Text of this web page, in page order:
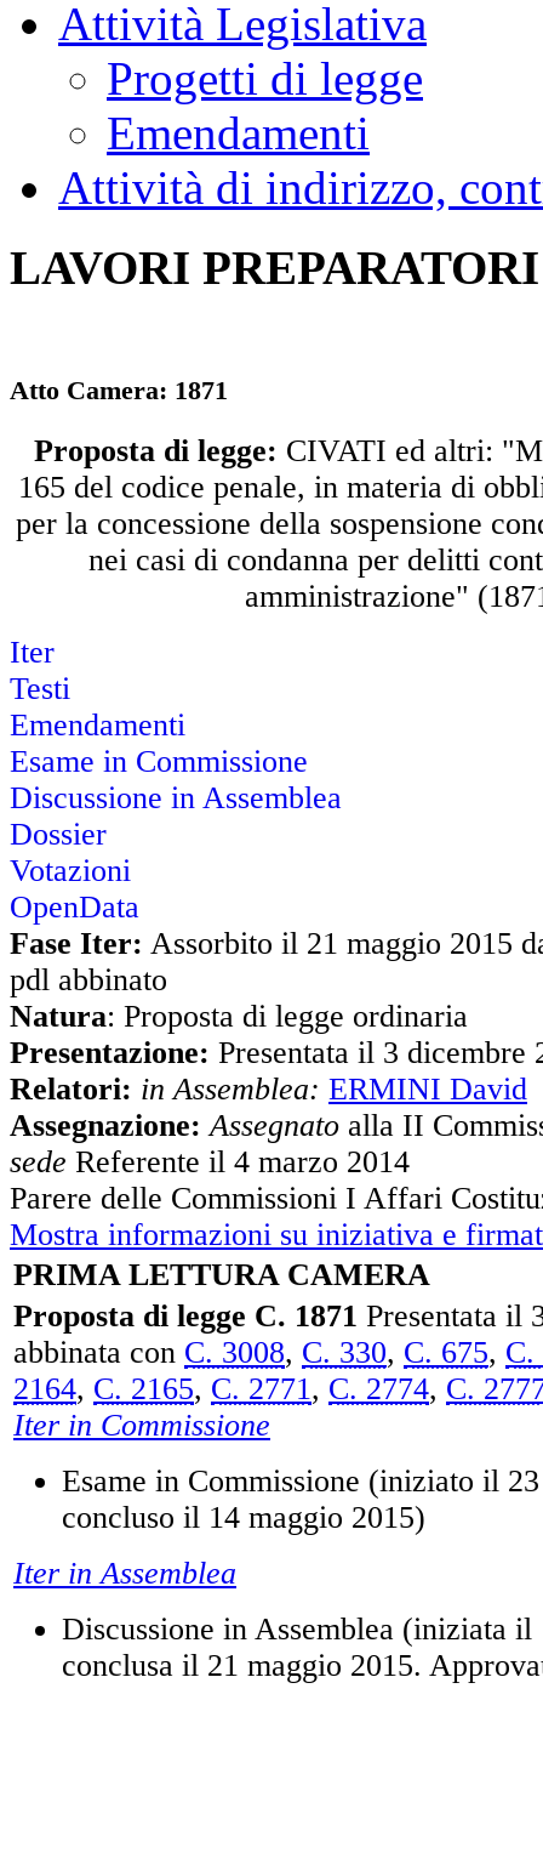
Attività Legislativa
Progetti di legge
Emendamenti
Attività di indirizzo,
LAVORI
Atto Camera: 1871
Proposta di legge: CIVATI ed altri:
165 del codice penale, in materia di
per la concessione della sospensione
nei casi di condanna per delitti
amministrazione"
Iter
Testi
Emendamenti
Esame in Commissione
Discussione in Assemblea
Dossier
Votazioni
OpenData
Fase Iter: Assorbito il 21 maggio 2015
pdl abbinato
Natura: Proposta di legge ordinaria
Presentazione: Presentata il 3 dicembre
Relatori: in Assemblea: ERMINI David
Assegnazione: Assegnato alla II
sede Referente il 4 marzo 2014
Parere delle Commissioni I Affari
Mostra informazioni su iniziativa e
PRIMA LETTURA CAMERA
Proposta di legge C. 1871 Presentata il
abbinata con C. 3008, C. 330, C. 675, C.
2164, C. 2165, C. 2771, C. 2774, C.
Iter in Commissione
Esame in Commissione (iniziato il
concluso il 14 maggio 2015)
Iter in Assemblea
Discussione in Assemblea (iniziata il
conclusa il 21 maggio 2015.